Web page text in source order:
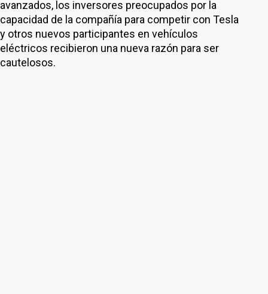
avanzados, los inversores preocupados por la
capacidad de la compañía para competir con Tesla
y otros nuevos participantes en vehículos
eléctricos recibieron una nueva razón para ser
cautelosos.